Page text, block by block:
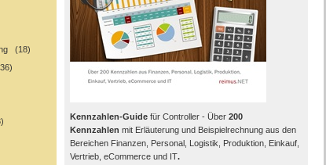
(18)
Kennzahlen-Guidefür Controller - Über 200
Kennzahlen mit Erläuterung und Beispielrechnung aus den
Bereichen Finanzen, Personal, Logistik, Produktion, Einkauf,
Vertrieb, eCommerce und IT.